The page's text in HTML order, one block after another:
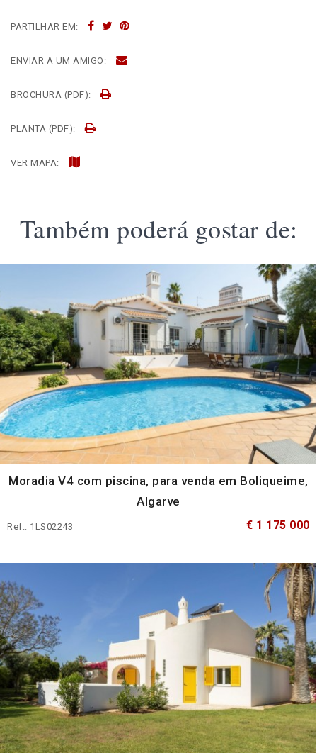
PARTILHAR EM:
ENVIAR A UM AMIGO:
BROCHURA (PDF):
PLANTA (PDF):
VER MAPA:
Também poderá gostar de:
Moradia V4 com piscina, para venda em Boliqueime,
Algarve
Ref.: 1LS02243 € 1 175 000